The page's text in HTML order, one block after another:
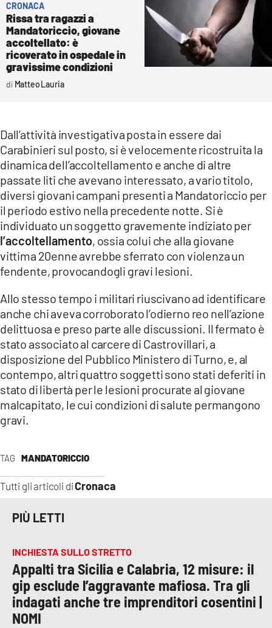
TAG MANDATORICCIO
Tutti gli articoli diCronaca
CRONACA
Rissa tra ragazzi a
Mandatoriccio, giovane
accoltellato: è
ricoverato in ospedale in
gravissime condizioni
Matteo Lauria
Dall’attività investigativa posta in essere dai
Carabinieri sul posto, si è velocemente ricostruita la
dinamica dell’accoltellamento e anche di altre
passate liti che avevano interessato, a vario titolo,
diversi giovani campani presenti a Mandatoriccio per
il periodo estivo nella precedente notte. Si è
individuato un soggetto gravemente indiziato per
l’accoltellamento, ossia colui che alla giovane
vittima 20enne avrebbe sferrato con violenza un
fendente, provocandogli gravi lesioni.
Allo stesso tempo i militari riuscivano ad identificare
anche chi aveva corroborato l’odierno reo nell’azione
delittuosa e preso parte alle discussioni. Il fermato è
stato associato al carcere di Castrovillari, a
disposizione del Pubblico Ministero di Turno, e, al
contempo, altri quattro soggetti sono stati deferiti in
stato di libertà per le lesioni procurate al giovane
malcapitato, le cui condizioni di salute permangono
gravi.
PIÙ LETTI
INCHIESTA SULLO STRETTO
Appalti tra Sicilia e Calabria, 12 misure: il
gip esclude l’aggravante mafiosa. Tra gli
indagati anche tre imprenditori cosentini |
NOMI